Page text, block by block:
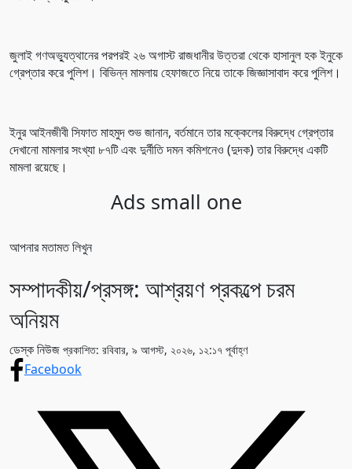
জুলাই গণঅভ্যুত্থানের পরপরই ২৬ অগাস্ট রাজধানীর উত্তরা থেকে হাসানুল হক ইনুকে
গ্রেপ্তার করে পুলিশ। বিভিন্ন মামলায় হেফাজতে নিয়ে তাকে জিজ্ঞাসাবাদ করে পুলিশ।
ইনুর আইনজীবী সিফাত মাহমুদ শুভ জানান, বর্তমানে তার মক্কেলের বিরুদ্ধে গ্রেপ্তার
দেখানো মামলার সংখ্যা ৮৭টি এবং দুর্নীতি দমন কমিশনেও (দুদক) তার বিরুদ্ধে একটি
মামলা রয়েছে।
Ads small one
আপনার মতামত লিখুন
সম্পাদকীয়/প্রসঙ্গ: আশ্রয়ণ প্রকল্পে চরম
অনিয়ম
ডেস্ক নিউজ প্রকাশিত: রবিবার, ৯ আগস্ট, ২০২৬, ১২:১৭ পূর্বাহ্ণ
Facebook